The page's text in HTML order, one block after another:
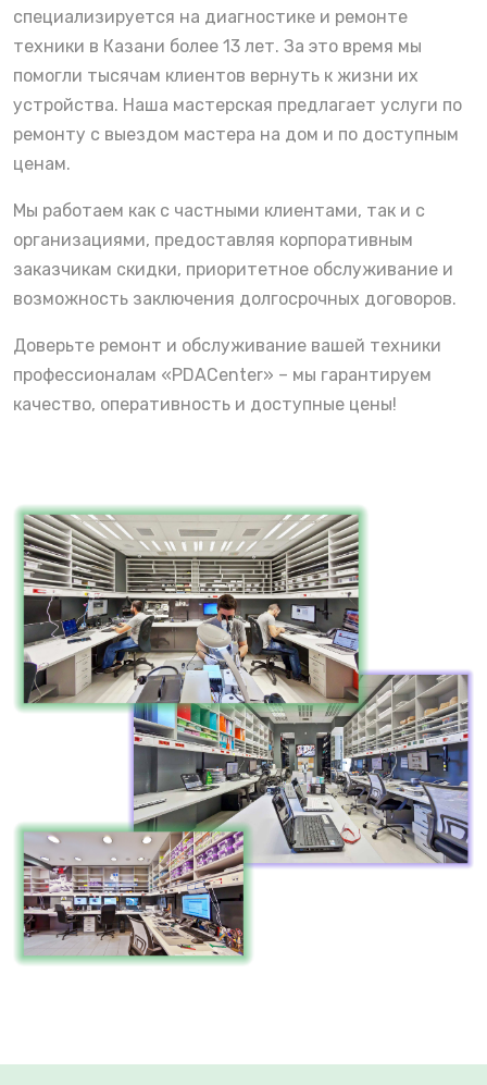
специализируется на диагностике и ремонте
техники в Казани более 13 лет. За это время мы
помогли тысячам клиентов вернуть к жизни их
устройства. Наша мастерская предлагает услуги по
ремонту с выездом мастера на дом и по доступным
ценам.
Мы работаем как с частными клиентами, так и с
организациями, предоставляя корпоративным
заказчикам скидки, приоритетное обслуживание и
возможность заключения долгосрочных договоров.
Доверьте ремонт и обслуживание вашей техники
профессионалам «PDACenter» – мы гарантируем
качество, оперативность и доступные цены!